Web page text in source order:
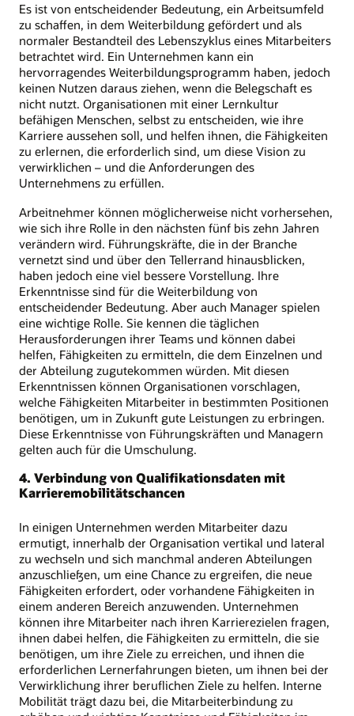
Es ist von entscheidender Bedeutung, ein Arbeitsumfeld
zu schaffen, in dem Weiterbildung gefördert und als
normaler Bestandteil des Lebenszyklus eines Mitarbeiters
betrachtet wird. Ein Unternehmen kann ein
hervorragendes Weiterbildungsprogramm haben, jedoch
keinen Nutzen daraus ziehen, wenn die Belegschaft es
nicht nutzt. Organisationen mit einer Lernkultur
befähigen Menschen, selbst zu entscheiden, wie ihre
Karriere aussehen soll, und helfen ihnen, die Fähigkeiten
zu erlernen, die erforderlich sind, um diese Vision zu
verwirklichen – und die Anforderungen des
Unternehmens zu erfüllen.
Arbeitnehmer können möglicherweise nicht vorhersehen,
wie sich ihre Rolle in den nächsten fünf bis zehn Jahren
verändern wird. Führungskräfte, die in der Branche
vernetzt sind und über den Tellerrand hinausblicken,
haben jedoch eine viel bessere Vorstellung. Ihre
Erkenntnisse sind für die Weiterbildung von
entscheidender Bedeutung. Aber auch Manager spielen
eine wichtige Rolle. Sie kennen die täglichen
Herausforderungen ihrer Teams und können dabei
helfen, Fähigkeiten zu ermitteln, die dem Einzelnen und
der Abteilung zugutekommen würden. Mit diesen
Erkenntnissen können Organisationen vorschlagen,
welche Fähigkeiten Mitarbeiter in bestimmten Positionen
benötigen, um in Zukunft gute Leistungen zu erbringen.
Diese Erkenntnisse von Führungskräften und Managern
gelten auch für die Umschulung.
4. Verbindung von Qualifikationsdaten mit
Karrieremobilitätschancen
In einigen Unternehmen werden Mitarbeiter dazu
ermutigt, innerhalb der Organisation vertikal und lateral
zu wechseln und sich manchmal anderen Abteilungen
anzuschließen, um eine Chance zu ergreifen, die neue
Fähigkeiten erfordert, oder vorhandene Fähigkeiten in
einem anderen Bereich anzuwenden. Unternehmen
können ihre Mitarbeiter nach ihren Karrierezielen fragen,
ihnen dabei helfen, die Fähigkeiten zu ermitteln, die sie
benötigen, um ihre Ziele zu erreichen, und ihnen die
erforderlichen Lernerfahrungen bieten, um ihnen bei der
Verwirklichung ihrer beruflichen Ziele zu helfen. Interne
Mobilität trägt dazu bei, die Mitarbeiterbindung zu